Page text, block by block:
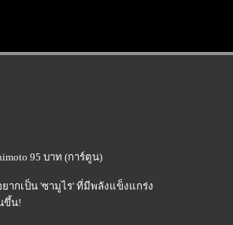
95 บาท (การ์ตูน)
ากเป็น 'ซามูไร' ที่มีพลังแข็งแกร่ง
ขึ้น!